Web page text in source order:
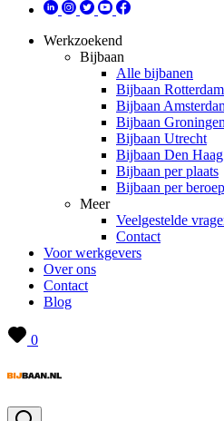
Werkzoekend
Bijbaan
Alle bijbanen
Bijbaan Rotterdam
Bijbaan
Bijbaan Groningen
Bijbaan Utrecht
Bijbaan Den Haag
Bijbaan per plaats
Bijbaan per
Meer
Veelgestelde
Contact
Voor werkgevers
Over ons
Contact
Blog
0